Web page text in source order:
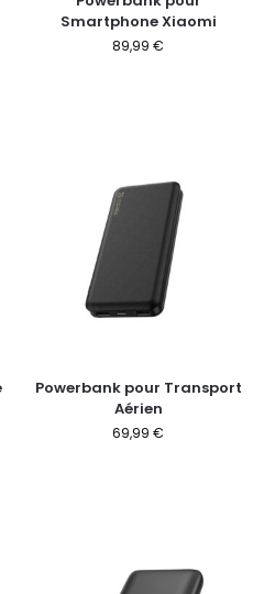
Smartphone Xiaomi
89,99 €
Powerbank pour Transport
Aérien
69,99 €